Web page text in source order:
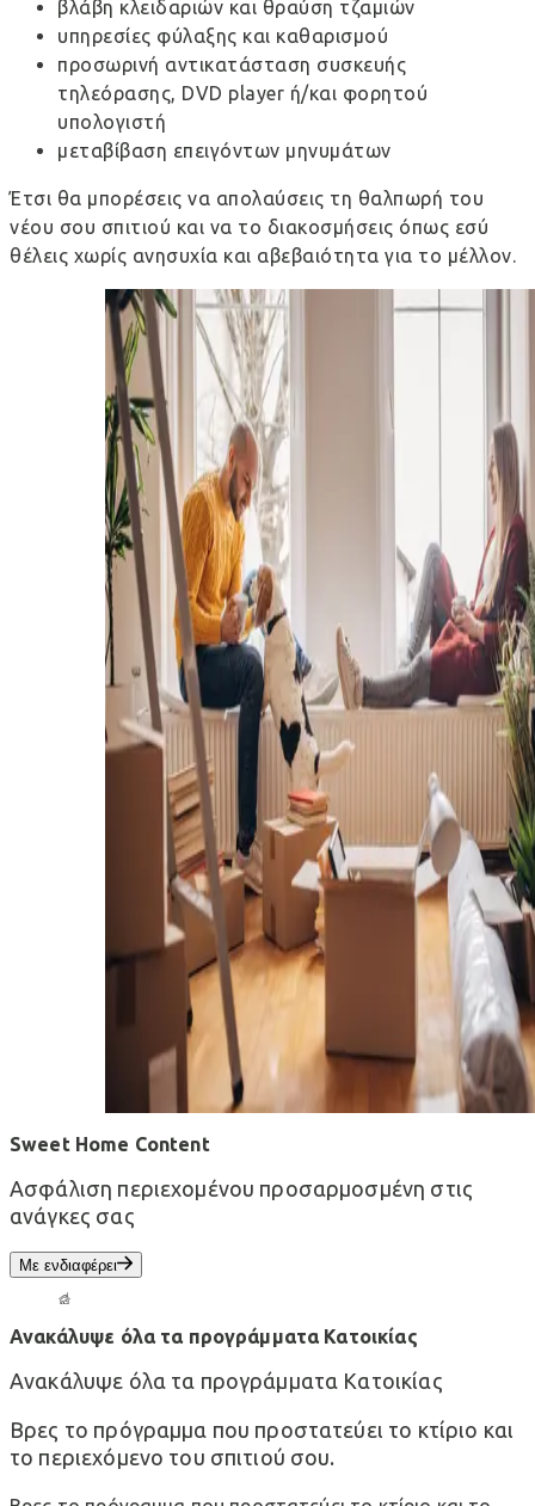
βλάβη κλειδαριών και θραύση τζαμιών
υπηρεσίες φύλαξης και καθαρισμού
προσωρινή αντικατάσταση συσκευής
τηλεόρασης, DVD player ή/και φορητού
υπολογιστή
μεταβίβαση επειγόντων μηνυμάτων
Έτσι θα μπορέσεις να απολαύσεις τη θαλπωρή του
νέου σου σπιτιού και να το διακοσμήσεις όπως εσύ
θέλεις χωρίς ανησυχία και αβεβαιότητα για το μέλλον.
Sweet Home Content
Ασφάλιση περιεχομένου προσαρμοσμένη στις
ανάγκες σας
Με ενδιαφέρει
Ανακάλυψε όλα τα προγράμματα Κατοικίας
Ανακάλυψε όλα τα προγράμματα Κατοικίας
Βρες το πρόγραμμα που προστατεύει το κτίριο και
το περιεχόμενο του σπιτιού σου.